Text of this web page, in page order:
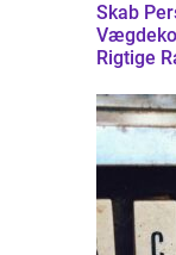
Skab
Rigtige